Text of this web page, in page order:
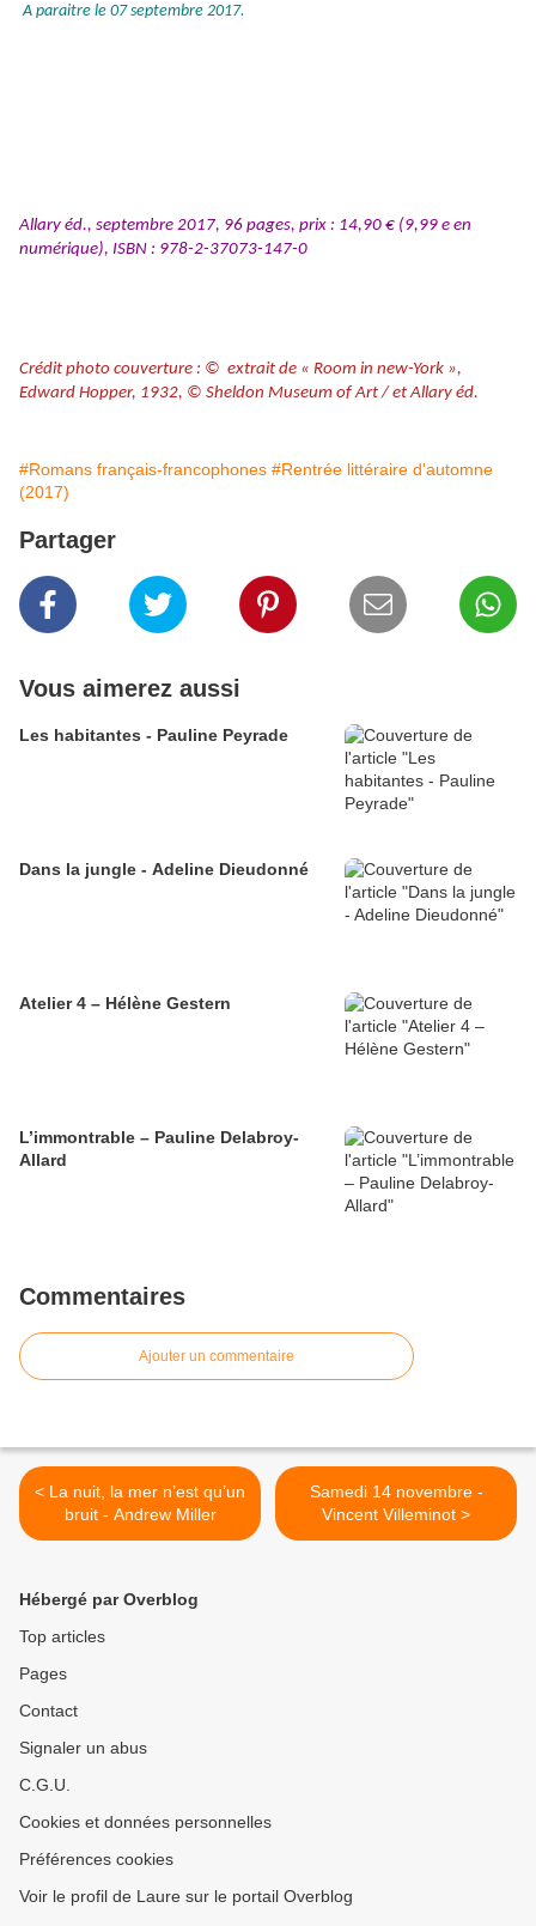
A paraitre le 07 septembre 2017.
Allary éd., septembre 2017, 96 pages, prix : 14,90 € (9,99 e en
numérique), ISBN : 978-2-37073-147-0
Crédit photo couverture : © extrait de « Room in new-York »,
Edward Hopper, 1932, © Sheldon Museum of Art / et Allary éd.
#Romans français-francophones #Rentrée littéraire d'automne
(2017)
Partager
Vous aimerez aussi
Les habitantes - Pauline Peyrade
Dans la jungle - Adeline Dieudonné
Atelier 4 – Hélène Gestern
L’immontrable – Pauline Delabroy-
Allard
Commentaires
Ajouter un commentaire
< La nuit, la mer n’est qu’un
bruit - Andrew Miller
Samedi 14 novembre -
Vincent Villeminot >
Hébergé par Overblog
Top articles
Pages
Contact
Signaler un abus
C.G.U.
Cookies et données personnelles
Préférences cookies
Voir le profil de Laure sur le portail Overblog